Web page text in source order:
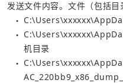
发送文件内容。文件（包括目
●
●
机目录
●